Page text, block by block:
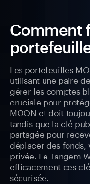
Comment
Les portefeuilles
utilisant une paire
gérer les comptes
cruciale pour
MOON et doit
tandis que la clé
partagée pour
déplacer des fonds,
privée. Le Tangem
efficacement ces
sécurisée.